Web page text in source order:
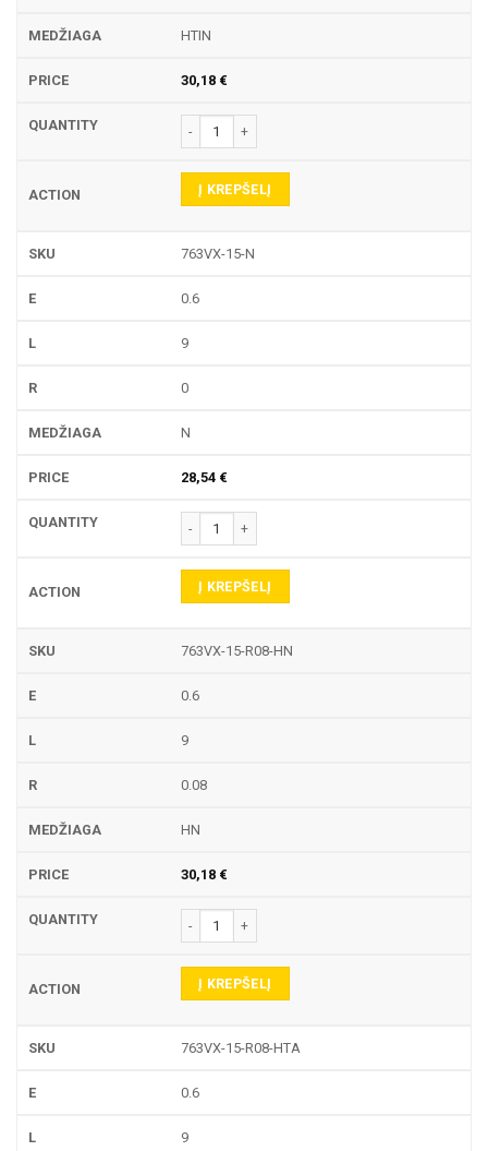
HTIN
30,18 €
produkto kiekis: 763VX-15 TEKINIMO PLOKŠTELĖ
Į KREPŠELĮ
763VX-15-N
0.6
9
0
N
28,54 €
produkto kiekis: 763VX-15 TEKINIMO PLOKŠTELĖ
Į KREPŠELĮ
763VX-15-R08-HN
0.6
9
0.08
HN
30,18 €
produkto kiekis: 763VX-15 TEKINIMO PLOKŠTELĖ
Į KREPŠELĮ
763VX-15-R08-HTA
0.6
9